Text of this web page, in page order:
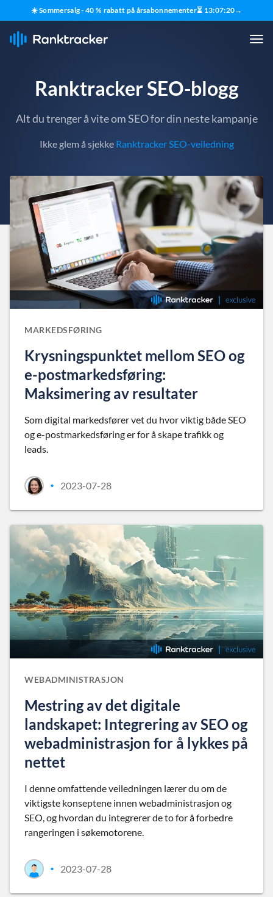
☀️ Sommersalg - 40 % rabatt på årsabonnementer⏳ 13:07:18→
Ranktracker SEO-blogg
Alt du trenger å vite om SEO for din neste kampanje
Ikke glem å sjekke Ranktracker SEO-veiledning
MARKEDSFØRING
Krysningspunktet mellom SEO og
e-postmarkedsføring:
Maksimering av resultater
Som digital markedsfører vet du hvor viktig både SEO
og e-postmarkedsføring er for å skape trafikk og
leads.
• 2023-07-28
WEBADMINISTRASJON
Mestring av det digitale
landskapet: Integrering av SEO og
webadministrasjon for å lykkes på
nettet
I denne omfattende veiledningen lærer du om de
viktigste konseptene innen webadministrasjon og
SEO, og hvordan du integrerer de to for å forbedre
rangeringen i søkemotorene.
• 2023-07-28